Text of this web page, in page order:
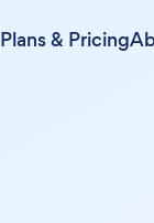
Plans & Pricing